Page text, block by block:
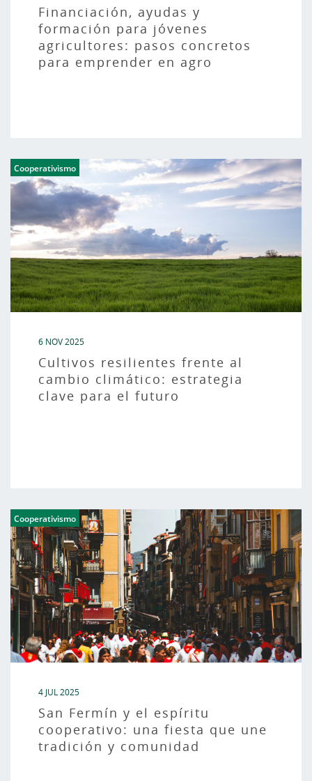
Financiación, ayudas y
formación para jóvenes
agricultores: pasos concretos
para emprender en agro
Cooperativismo
6 NOV 2025
Cultivos resilientes frente al
cambio climático: estrategia
clave para el futuro
Cooperativismo
4 JUL 2025
San Fermín y el espíritu
cooperativo: una fiesta que une
tradición y comunidad